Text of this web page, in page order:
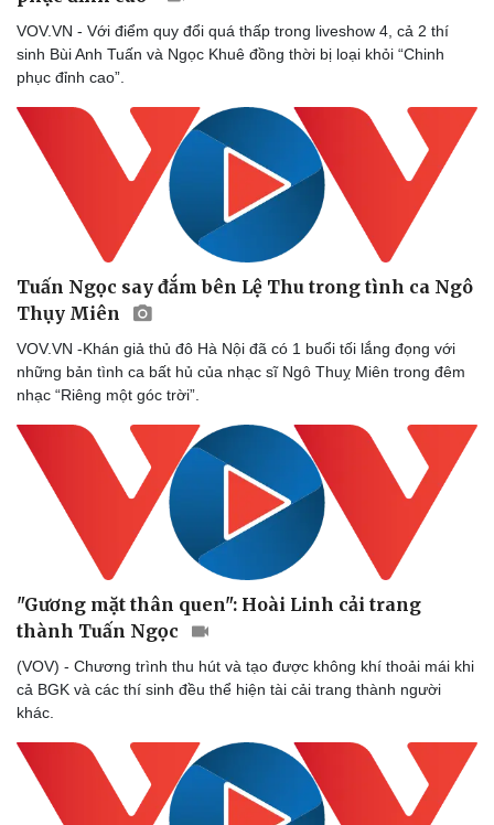
Thông tin doanh nghiệp
Doanh nghiệp 24h
Doanh nhân
Vì cộng đồng
Sành điệu
Tin Công nghệ
Chuyển đổi số
VOV.VN - Với điểm quy đổi quá thấp trong liveshow 4, cả 2 thí
sinh Bùi Anh Tuấn và Ngọc Khuê đồng thời bị loại khỏi “Chinh
phục đỉnh cao”.
Tuấn Ngọc say đắm bên Lệ Thu trong tình ca Ngô
Thụy Miên
VOV.VN -Khán giả thủ đô Hà Nội đã có 1 buổi tối lắng đọng với
những bản tình ca bất hủ của nhạc sĩ Ngô Thuỵ Miên trong đêm
nhạc “Riêng một góc trời”.
"Gương mặt thân quen": Hoài Linh cải trang
thành Tuấn Ngọc
(VOV) - Chương trình thu hút và tạo được không khí thoải mái khi
cả BGK và các thí sinh đều thể hiện tài cải trang thành người
khác.